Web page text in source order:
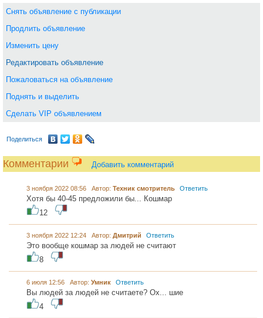
Снять объявление с публикации
Продлить объявление
Изменить цену
Редактировать объявление
Пожаловаться на объявление
Поднять и выделить
Сделать VIP объявлением
Поделиться
Комментарии Добавить комментарий
3 ноября 2022 08:56 Автор: Техник смотритель Ответить
Хотя бы 40-45 предложили бы... Кошмар
12
3 ноября 2022 12:24 Автор: Дмитрий Ответить
Это вообще кошмар за людей не считают
8
6 июля 12:56 Автор: Умник Ответить
Вы людей за людей не считаете? Ох... шие
4